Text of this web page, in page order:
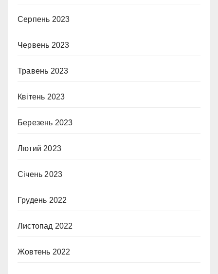
Серпень 2023
Червень 2023
Травень 2023
Квітень 2023
Березень 2023
Лютий 2023
Січень 2023
Грудень 2022
Листопад 2022
Жовтень 2022